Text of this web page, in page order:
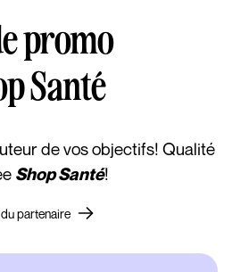
promo
Santé
de vos objectifs! Qualité
Shop Santé!
partenaire